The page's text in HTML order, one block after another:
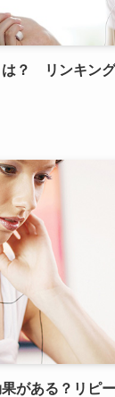
は？ リンキン
がある？リピ